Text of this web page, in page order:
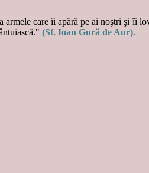
armele care îi apără pe ai noştri şi îi
(Sf. Ioan Gură de Aur).